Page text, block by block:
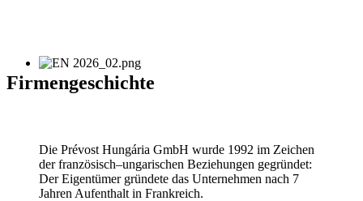
Firmengeschichte
Die Prévost Hungária GmbH wurde 1992 im Zeichen
der französisch–ungarischen Beziehungen gegründet:
Der Eigentümer gründete das Unternehmen nach 7
Jahren Aufenthalt in Frankreich.